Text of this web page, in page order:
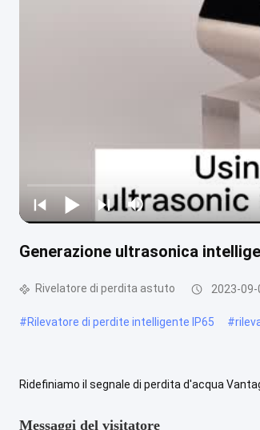
Generazione ultrasonica
Rivelatore di perdita astuto 2023-09-
#Rilevatore di perdite intelligente IP65 #
Ridefiniamo il segnale di perdita d'acqua
Messaggi del visitatore